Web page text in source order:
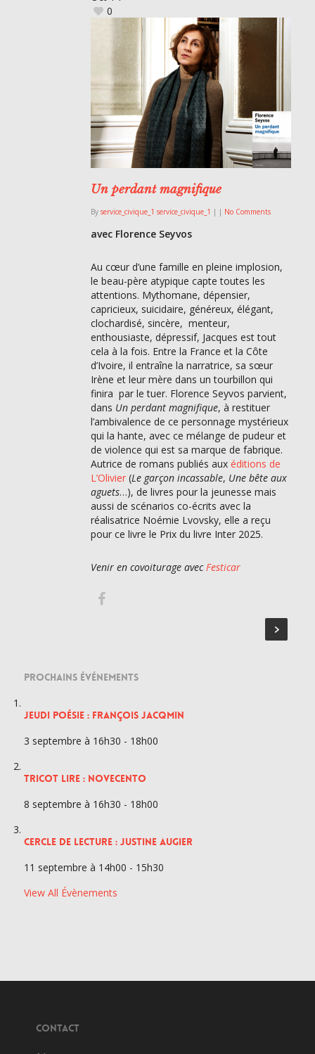
0
Un perdant magnifique
By service_civique_1 service_civique_1 | | No Comments
avec Florence Seyvos
Au cœur d’une famille en pleine implosion,
le beau-père atypique capte toutes les
attentions. Mythomane, dépensier,
capricieux, suicidaire, généreux, élégant,
clochardisé, sincère, menteur,
enthousiaste, dépressif, Jacques est tout
cela à la fois. Entre la France et la Côte
d’Ivoire, il entraîne la narratrice, sa sœur
Irène et leur mère dans un tourbillon qui
finira par le tuer. Florence Seyvos parvient,
dans Un perdant magnifique, à restituer
l’ambivalence de ce personnage mystérieux
qui la hante, avec ce mélange de pudeur et
de violence qui est sa marque de fabrique.
Autrice de romans publiés aux éditions de
L’Olivier(Le garçon incassable, Une bête aux
aguets…), de livres pour la jeunesse mais
aussi de scénarios co-écrits avec la
réalisatrice Noémie Lvovsky, elle a reçu
pour ce livre le Prix du livre Inter 2025.
Venir en covoiturage avecFesticar
PROCHAINS ÉVÉNEMENTS
JEUDI POÉSIE : FRANÇOIS JACQMIN
3 septembre à 16h30 - 18h00
TRICOT LIRE : NOVECENTO
8 septembre à 16h30 - 18h00
CERCLE DE LECTURE : JUSTINE AUGIER
11 septembre à 14h00 - 15h30
View All Évènements
CONTACT